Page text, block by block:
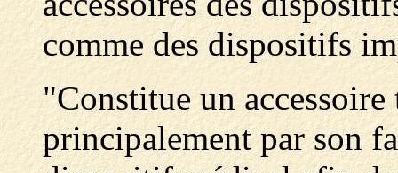
comme des dispositifs
"Constitue un
principalement par son